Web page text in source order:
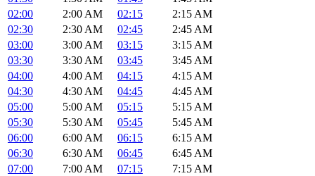
02:00
2:00 AM 02:15
2:15 AM
02:30
2:30 AM 02:45
2:45 AM
03:00
3:00 AM 03:15
3:15 AM
03:30
3:30 AM 03:45
3:45 AM
04:00
4:00 AM 04:15
4:15 AM
04:30
4:30 AM 04:45
4:45 AM
05:00
5:00 AM 05:15
5:15 AM
05:30
5:30 AM 05:45
5:45 AM
06:00
6:00 AM 06:15
6:15 AM
06:30
6:30 AM 06:45
6:45 AM
07:00
7:00 AM 07:15
7:15 AM